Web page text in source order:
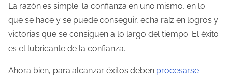
La razón es simple: la confianza en uno mismo, en lo
que se hace y se puede conseguir, echa raíz en logros y
victorias que se consiguen a lo largo del tiempo. El éxito
es el lubricante de la confianza.
Ahora bien, para alcanzar éxitos deben procesarse